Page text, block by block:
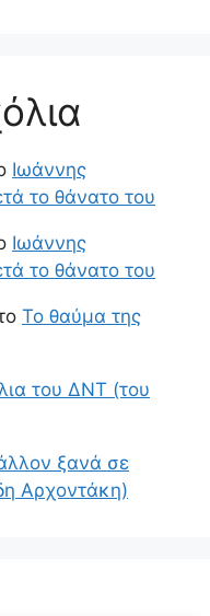
Ιωάννης
το θάνατο του
Ιωάννης
το θάνατο του
Το θαύμα της
του ΔΝΤ (του
ξανά σε
Αρχοντάκη)